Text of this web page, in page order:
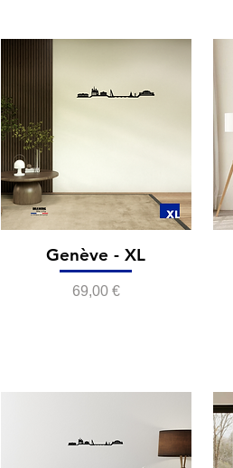
Genève - XL
Prix
69,00 €